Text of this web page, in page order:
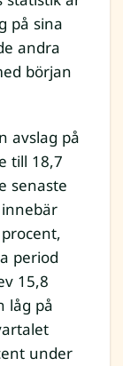
på sina
andra
början
avslag på
till 18,7
senaste
period
15,8
låg på
under